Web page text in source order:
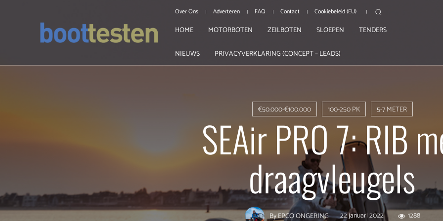
Over Ons Adverteren FAQ Contact Cookiebeleid (EU)
HOME MOTORBOTEN ZEILBOTEN SLOEPEN TENDERS
NIEUWS PRIVACYVERKLARING (CONCEPT – LEADS)
€50.000-€100.000 100-250 PK 5-7 METER
SEAir PRO 7: RIB
draagvleugels
ByEPCO ONGERING 22 januari 2022 1288